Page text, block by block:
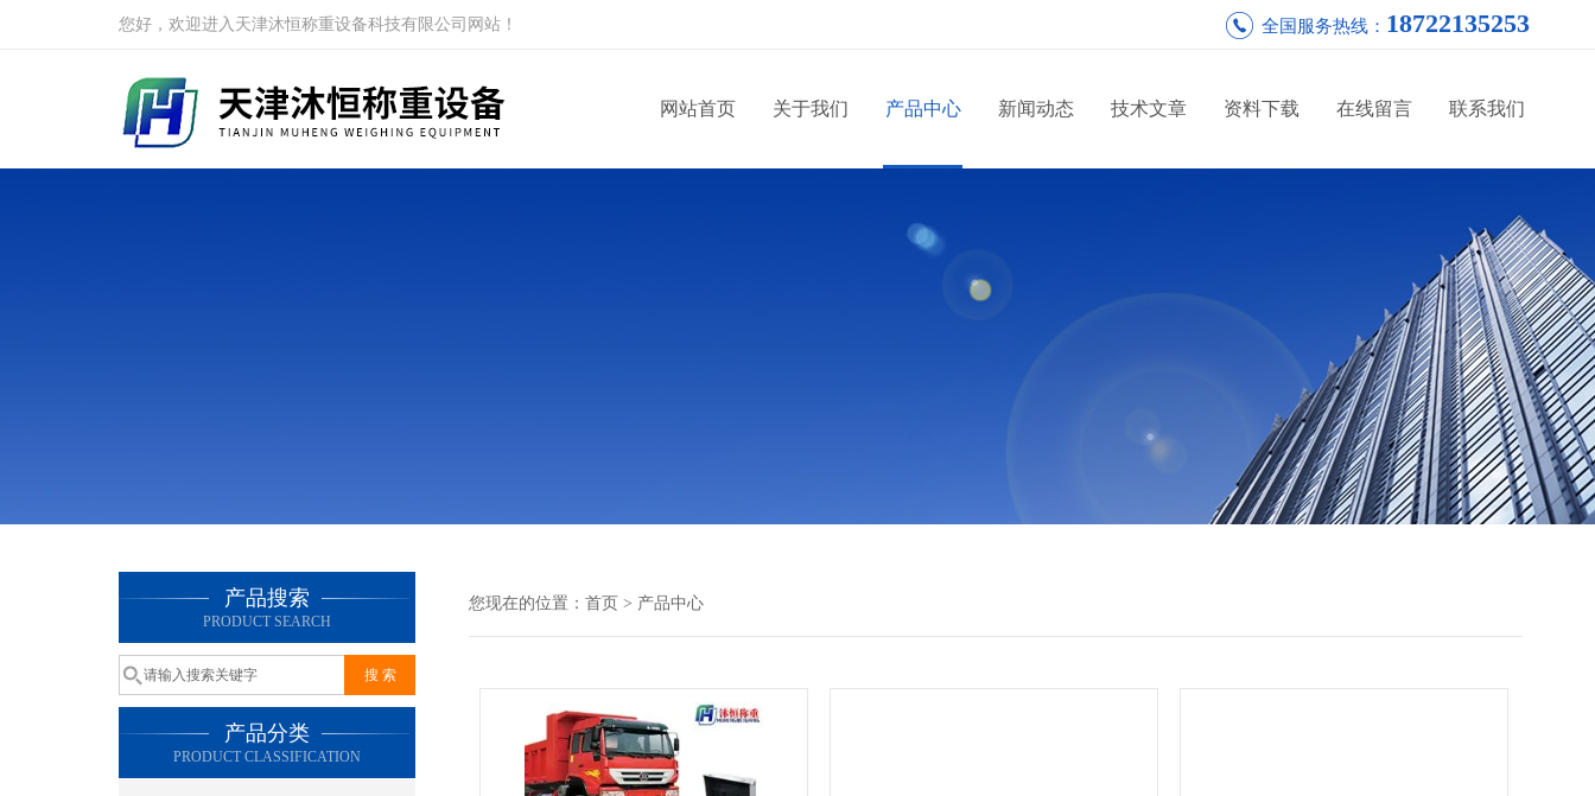
您好，欢迎进入天津沐恒称重设备科技有限公司网站！ 全国服务热线： 18722135253
网站首页 关于我们 产品中心 新闻动态 技术文章 资料下载 在线留言 联系我们
产品搜索
PRODUCT SEARCH
产品分类
PRODUCT CLASSIFICATION
您现在的位置： 首页 > 产品中心